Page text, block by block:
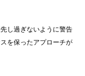
し過ぎないように警告
を保ったアプローチが